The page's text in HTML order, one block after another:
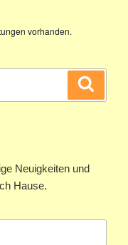
vorhanden.
Neuigkeiten und
Hause.